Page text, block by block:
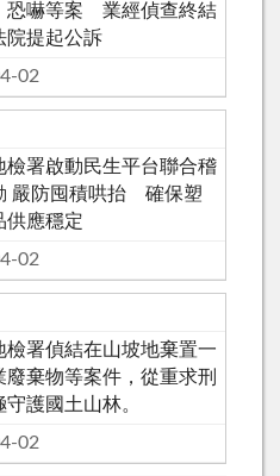
恐嚇等案 業經偵查終結
院提起公訴
02
檢署啟動民生平台聯合稽
嚴防囤積哄抬 確保塑
供應穩定
02
檢署偵結在山坡地棄置一
廢棄物等案件，從重求刑
守護國土山林。
02